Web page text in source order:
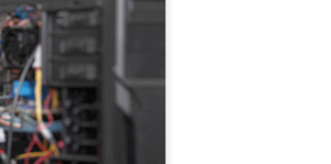
Desarrolladas con Gentle Monster y Warby
inteligentes se convierten en parte del estilo